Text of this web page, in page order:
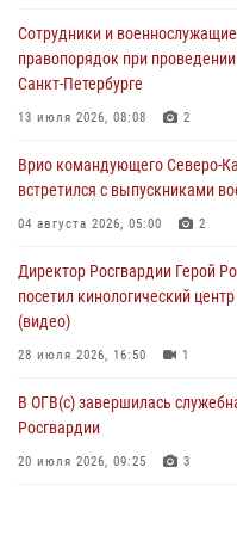
проходит в Сибири
09 августа 2026, 04:00 5
Росгвардейцы провели
08 августа 2026, 14:10 3
В ЛНР росгвардейцы провели
08 августа 2026, 13:00
Сотрудники и
правопорядок при
Санкт-Петербурге
13 июля 2026, 08:08 2
Врио командующего Северо-
встретился с выпускниками
04 августа 2026, 05:00 2
Директор Росгвардии Герой
посетил кинологический
(видео)
28 июля 2026, 16:50 1
В ОГВ(с) завершилась
Росгвардии
20 июля 2026, 09:25 3